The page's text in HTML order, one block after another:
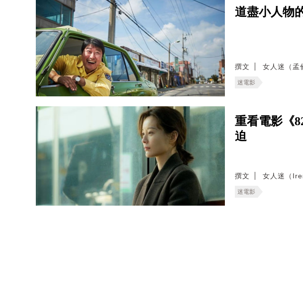
道盡小人物
撰文 女人迷（孟
迷電影
重看電影《
迫
撰文 女人迷（
迷電影